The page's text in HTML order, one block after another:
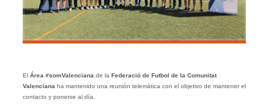
ElÁrea #somValenciana de la Federació de Futbol de la Comunitat
Valenciana ha mantenido una reunión telemática con el objetivo de mantener el
contacto y ponerse al día.